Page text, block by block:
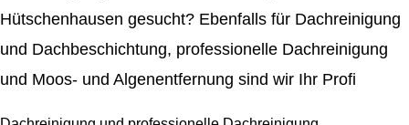
Hütschenhausen gesucht? Ebenfalls für Dachreinigung
und Dachbeschichtung, professionelle Dachreinigung
und Moos- und Algenentfernung sind wir Ihr Profi